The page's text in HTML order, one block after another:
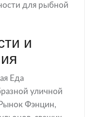
для рыбной
и
Еда
уличной
Фэнцин,